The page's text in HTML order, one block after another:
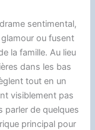
sentimental,
ou fusent
la famille. Au lieu
dans les bas
tout en un
visiblement pas
parler de quelques
principal pour